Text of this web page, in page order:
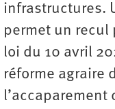
infrastructures.
permet un recul
loi du 10 avril
réforme agraire
l’accaparement